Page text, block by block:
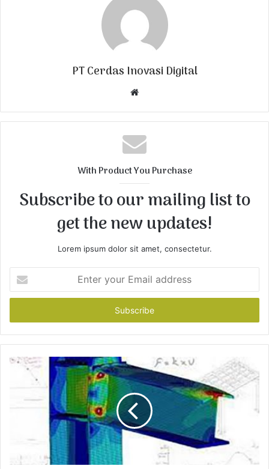
PT Cerdas Inovasi Digital
b
s
i
With Product You Purchase
Subscribe to our mailing list to
get the new updates!
Lorem ipsum dolor sit amet, consectetur.
t
r
y
u
d